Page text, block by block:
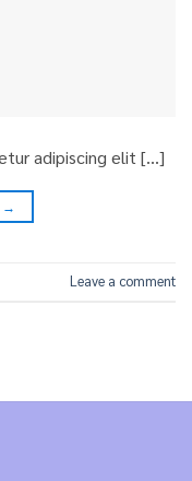
adipiscing elit […]
→
Leave a comment